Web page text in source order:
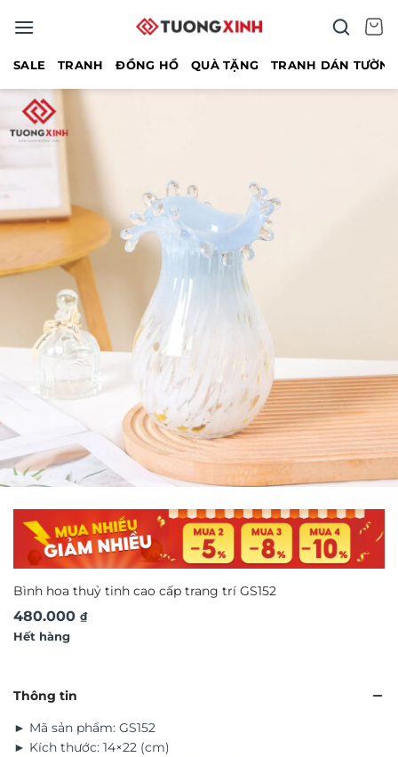
qua
SALE TRANH ĐỒNG HỒ QUÀ TẶNG TRANH DÁN
Bình hoa thuỷ tinh cao cấp trang trí GS152
480.000 ₫
Hết hàng
Thông tin
► Mã sản phẩm: GS152
► Kích thước: 14×22 (cm)